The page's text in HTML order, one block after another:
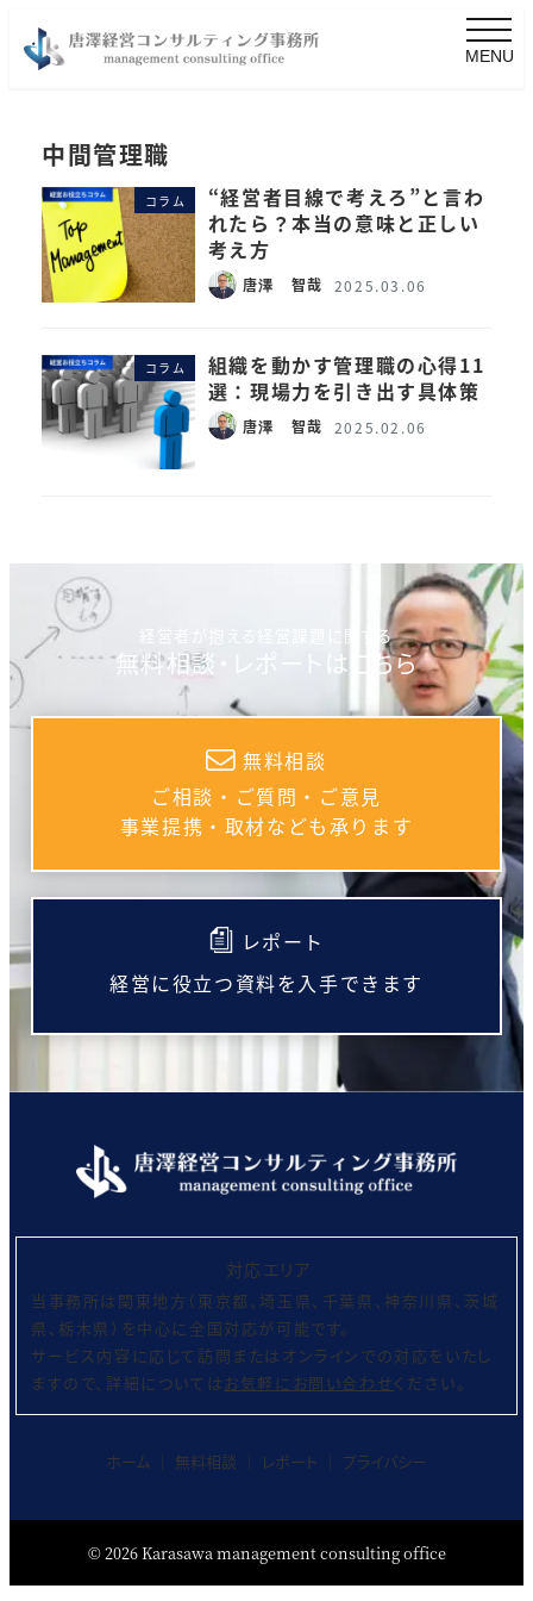
MENU
中間管理職
コラム
“経営者目線で考えろ”と言わ
れたら？本当の意味と正しい
考え方
唐澤 智哉 2025.03.06
コラム
組織を動かす管理職の心得11
選：現場力を引き出す具体策
唐澤 智哉 2025.02.06
経営者が抱える経営課題に関する
無料相談・レポートはこちら
無料相談
ご相談・ご質問・ご意見
事業提携・取材なども承ります
レポート
経営に役立つ資料を入手できます
対応エリア
当事務所は関東地方（東京都、埼玉県、千葉県、神奈川県、茨城
県、栃木県）を中心に全国対応が可能です。
サービス内容に応じて訪問またはオンラインでの対応をいたし
ますので、詳細については お気軽にお問い合わせください。
ホーム│ 無料相談 レポート プライバシー
©2026Karasawa management consulting office